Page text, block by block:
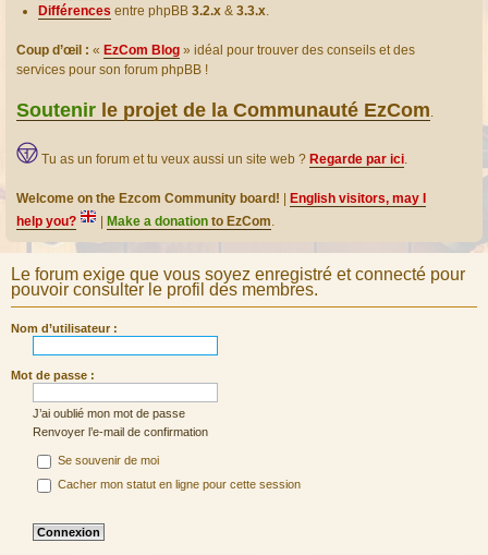
Différences entre phpBB 3.2.x & 3.3.x.
Coup d’œil : « EzCom Blog » idéal pour trouver des conseils et des
services pour son forum phpBB !
Soutenir le projet de la Communauté EzCom.
Tu as un forum et tu veux aussi un site web ? Regarde par ici.
Welcome on the Ezcom Community board!
English visitors, may I
help you?
Make a donation to EzCom.
Le forum exige que vous soyez enregistré et connecté pour
pouvoir consulter le profil des membres.
Nom d’utilisateur :
Mot de passe :
J’ai oublié mon mot de passe
Renvoyer l’e-mail de confirmation
Se souvenir de moi
Cacher mon statut en ligne pour cette session